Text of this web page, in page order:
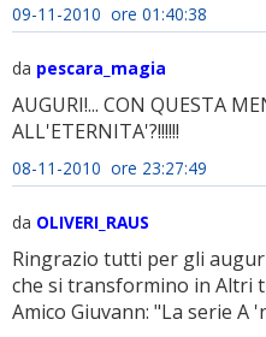
09-11-2010 ore 01:40:38
da pescara_magia
AUGURI!... CON QUESTA
ALL'ETERNITA'?!!!!!!
08-11-2010 ore 23:27:49
da OLIVERI_RAUS
Ringrazio tutti per gli
che si transformino in Altri
Amico Giuvann: "La serie A